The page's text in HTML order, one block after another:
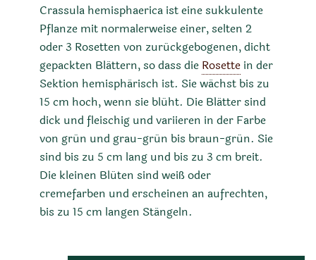
Crassula hemisphaerica ist eine sukkulente
Pflanze mit normalerweise einer, selten 2
oder 3 Rosetten von zurückgebogenen, dicht
gepackten Blättern, so dass die Rosette in der
Sektion hemisphärisch ist. Sie wächst bis zu
15 cm hoch, wenn sie blüht. Die Blätter sind
dick und fleischig und variieren in der Farbe
von grün und grau-grün bis braun-grün. Sie
sind bis zu 5 cm lang und bis zu 3 cm breit.
Die kleinen Blüten sind weiß oder
cremefarben und erscheinen an aufrechten,
bis zu 15 cm langen Stängeln.